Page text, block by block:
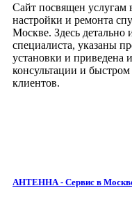
Сайт посвящен услугам
настройки и ремонта
Москве. Здесь
специалиста, указаны
установки и приведена
консультации и
клиентов.
АНТЕННА - Сервис в